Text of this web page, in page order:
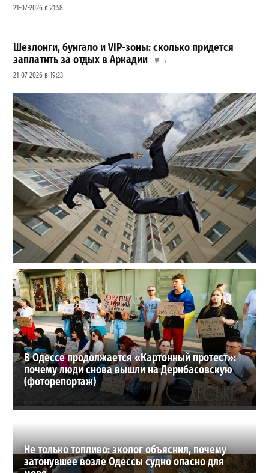
21-07-2026 в 21:58
Шезлонги, бунгало и VIP-зоны: сколько придется
заплатить за отдых в Аркадии
3
21-07-2026 в 19:23
В одесском жилмассиве Радужном погиб 26-летний
мужчина: что известно
27-07-2026 в 13:47
ВИБОР РЕДАКЦИИ
В Одессе продолжается «Картонный протест»:
почему люди снова вышли на Дерибасовскую
(фоторепортаж)
Не только топливо: эколог объяснил, почему
затонувшее возле Одессы судно опасно для